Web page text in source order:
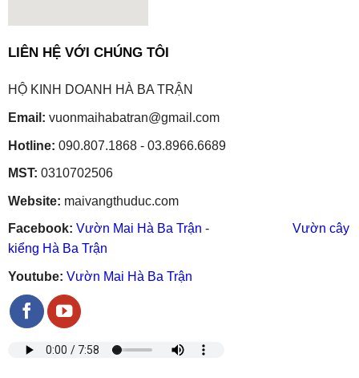
embedgooglemap.net
LIÊN HỆ VỚI CHÚNG TÔI
HỘ KINH DOANH HÀ BA TRẬN
Email: vuonmaihabatran@gmail.com
Hotline: 090.807.1868 - 03.8966.6689
MST: 0310702506
Website: maivangthuduc.com
Facebook: Vườn Mai Hà Ba Trận - Vườn cây
kiểng Hà Ba Trận
Youtube: Vườn Mai Hà Ba Trận